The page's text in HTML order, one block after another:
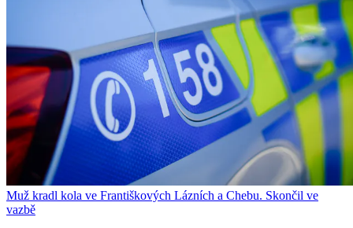
Muž kradl kola ve Františkových Lázních a Chebu. Skončil ve
vazbě